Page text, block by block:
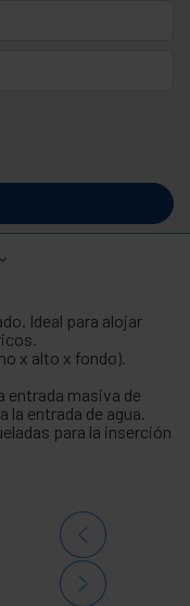
Ideal para alojar
x alto x fondo).
entrada masiva de
entrada de agua.
para la inserción